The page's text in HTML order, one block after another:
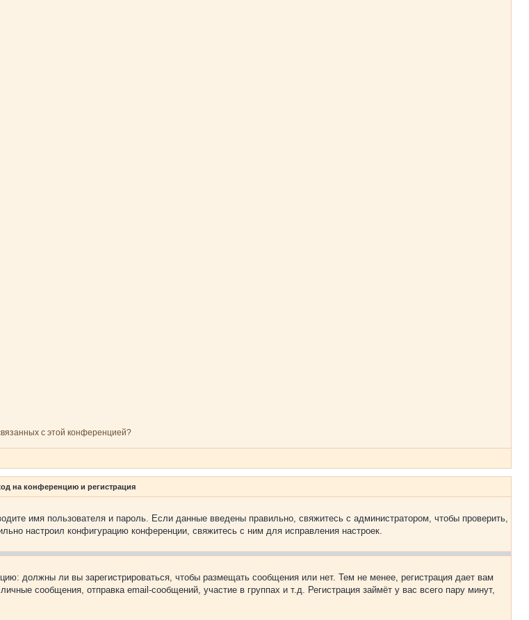
с этой конференцией?
на конференцию и регистрация
имя пользователя и пароль. Если данные введены правильно, свяжитесь с администратором, чтобы проверить,
настроил конфигурацию конференции, свяжитесь с ним для исправления настроек.
должны ли вы зарегистрироваться, чтобы размещать сообщения или нет. Тем не менее, регистрация дает вам
сообщения, отправка email-сообщений, участие в группах и т.д. Регистрация займёт у вас всего пару минут,